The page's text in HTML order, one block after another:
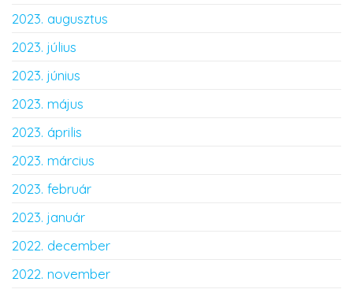
2023. augusztus
2023. július
2023. június
2023. május
2023. április
2023. március
2023. február
2023. január
2022. december
2022. november